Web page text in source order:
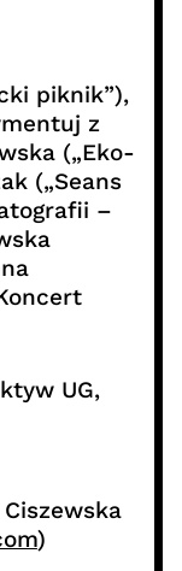
piknik”),
z
(„Eko-
(„Seans
–
UG,
)